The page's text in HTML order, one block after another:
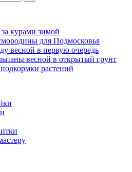
курами зимой
для Подмосковья
весной в первую очередь
весной в открытый грунт
растений